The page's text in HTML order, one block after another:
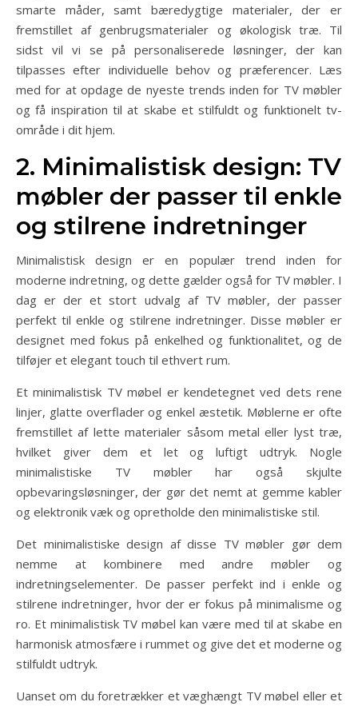
smarte måder, samt bæredygtige materialer, der er
fremstillet af genbrugsmaterialer og økologisk træ. Til
sidst vil vi se på personaliserede løsninger, der kan
tilpasses efter individuelle behov og præferencer. Læs
med for at opdage de nyeste trends inden for TV møbler
og få inspiration til at skabe et stilfuldt og funktionelt tv-
område i dit hjem.
2. Minimalistisk design: TV
møbler der passer til enkle
og stilrene indretninger
Minimalistisk design er en populær trend inden for
moderne indretning, og dette gælder også for TV møbler. I
dag er der et stort udvalg af TV møbler, der passer
perfekt til enkle og stilrene indretninger. Disse møbler er
designet med fokus på enkelhed og funktionalitet, og de
tilføjer et elegant touch til ethvert rum.
Et minimalistisk TV møbel er kendetegnet ved dets rene
linjer, glatte overflader og enkel æstetik. Møblerne er ofte
fremstillet af lette materialer såsom metal eller lyst træ,
hvilket giver dem et let og luftigt udtryk. Nogle
minimalistiske TV møbler har også skjulte
opbevaringsløsninger, der gør det nemt at gemme kabler
og elektronik væk og opretholde den minimalistiske stil.
Det minimalistiske design af disse TV møbler gør dem
nemme at kombinere med andre møbler og
indretningselementer. De passer perfekt ind i enkle og
stilrene indretninger, hvor der er fokus på minimalisme og
ro. Et minimalistisk TV møbel kan være med til at skabe en
harmonisk atmosfære i rummet og give det et moderne og
stilfuldt udtryk.
Uanset om du foretrækker et væghængt TV møbel eller et